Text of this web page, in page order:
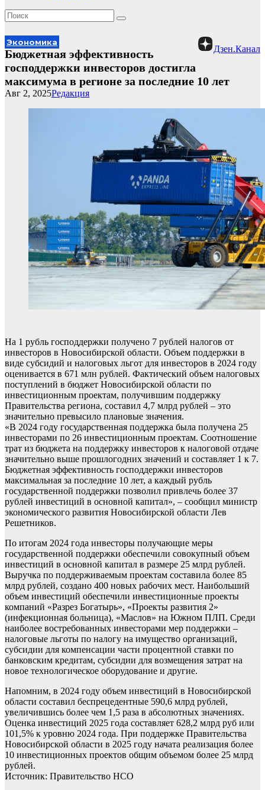
Экономика
Дзен.Канал
Бюджетная эффективность
господдержки инвесторов достигла
максимума в регионе за последние 10 лет
Редакция
Авг 2, 2025
На 1 рубль господдержки получено 7 рублей налогов от
инвесторов в Новосибирской области. Объем поддержки в
виде субсидий и налоговых льгот для инвесторов в 2024 году
оценивается в 671 млн рублей. Фактический объем налоговых
поступлений в бюджет Новосибирской области по
инвестиционным проектам, получившим поддержку
Правительства региона, составил 4,7 млрд рублей – это
значительно превысило плановые значения.
«В 2024 году государственная поддержка была получена 25
инвесторами по 26 инвестиционным проектам. Соотношение
трат из бюджета на поддержку инвесторов к налоговой отдаче
значительно выше прошлогодних значений и составляет 1 к 7.
Бюджетная эффективность господдержки инвесторов
максимальная за последние 10 лет, а каждый рубль
государственной поддержки позволил привлечь более 37
рублей инвестиций в основной капитал», – сообщил министр
экономического развития Новосибирской области Лев
Решетников.
По итогам 2024 года инвесторы получающие меры
государственной поддержки обеспечили совокупный объем
инвестиций в основной капитал в размере 25 млрд рублей.
Выручка по поддерживаемым проектам составила более 85
млрд рублей, создано 400 новых рабочих мест. Наибольший
объем инвестиций обеспечили инвестиционные проекты
компаний «Разрез Богатырь», «Проекты развития 2»
(инфекционная больница), «Маслов» на Южном ПЛП. Среди
наиболее востребованных инвесторами мер поддержки –
налоговые льготы по налогу на имущество организаций,
субсидии для компенсации части процентной ставки по
банковским кредитам, субсидии для возмещения затрат на
новое технологическое оборудование и другие.
Напомним, в 2024 году объем инвестиций в Новосибирской
области составил беспрецедентные 590,6 млрд рублей,
увеличившись более чем 1,5 раза в абсолютных значениях.
Оценка инвестиций 2025 года составляет 628,2 млрд руб или
101,5% к уровню 2024 года. При поддержке Правительства
Новосибирской области в 2025 году начата реализация более
10 инвестиционных проектов общим объемом более 25 млрд
рублей.
Источник: Правительство НСО